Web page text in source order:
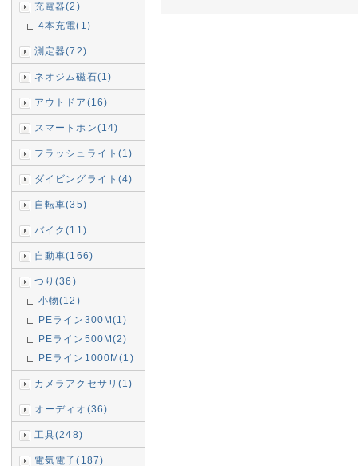
充電器(2)
4本充電(1)
測定器(72)
ネオジム磁石(1)
アウトドア(16)
スマートホン(14)
フラッシュライト(1)
ダイビングライト(4)
自転車(35)
バイク(11)
自動車(166)
つり(36)
小物(12)
PEライン300M(1)
PEライン500M(2)
PEライン1000M(1)
カメラアクセサリ(1)
オーディオ(36)
工具(248)
電気電子(187)